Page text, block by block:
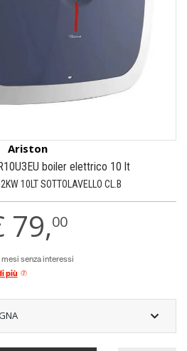
Ariston
boiler elettrico 10 lt
10LT SOTTOLAVELLO CL.B
79,00
senza interessi
più